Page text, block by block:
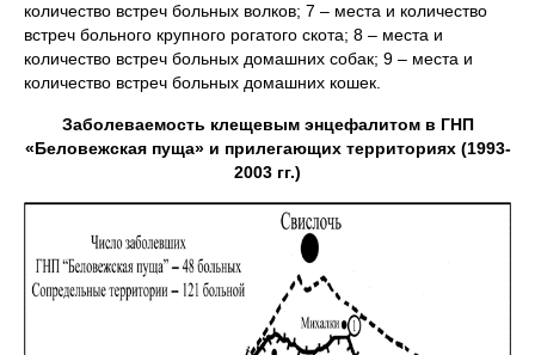
количество встреч больных волков; 7 – места и количество
встреч больного крупного рогатого скота; 8 – места и
количество встреч больных домашних собак; 9 – места и
количество встреч больных домашних кошек.
Заболеваемость клещевым энцефалитом в ГНП
«Беловежская пуща» и прилегающих территориях (1993-
2003 гг.)